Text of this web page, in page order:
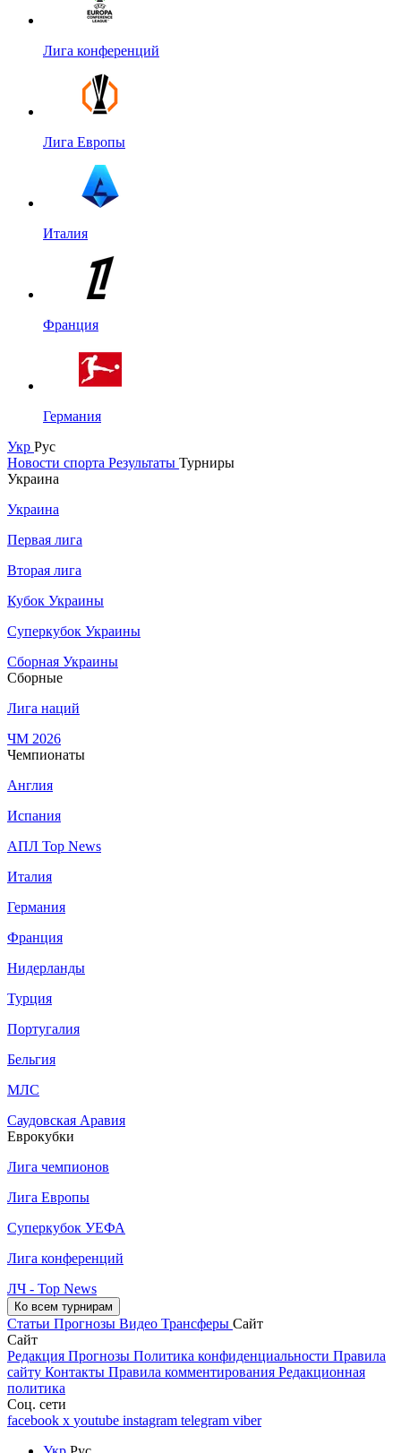
Лига конференций
Лига Европы
Италия
Франция
Германия
Укр Рус
Новости спорта Результаты Турниры
Украина
Украина
Первая лига
Вторая лига
Кубок Украины
Суперкубок Украины
Сборная Украины
Сборные
Лига наций
ЧМ 2026
Чемпионаты
Англия
Испания
АПЛ Top News
Италия
Германия
Франция
Нидерланды
Турция
Португалия
Бельгия
МЛС
Саудовская Аравия
Еврокубки
Лига чемпионов
Лига Европы
Суперкубок УЕФА
Лига конференций
ЛЧ - Top News
Ко всем турнирам
Статьи Прогнозы Видео Трансферы Сайт
Сайт
Редакция Прогнозы Политика конфиденциальности Правила
сайту Контакты Правила комментирования Редакционная
политика
Соц. сети
facebook x youtube instagram telegram viber